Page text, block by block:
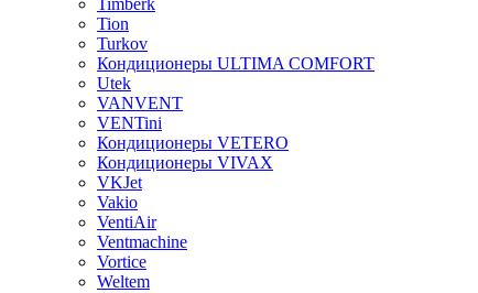
Timberk
Tion
Turkov
Кондиционеры ULTIMA COMFORT
Utek
VANVENT
VENTini
Кондиционеры VETERO
Кондиционеры VIVAX
VKJet
Vakio
VentiAir
Ventmachine
Vortice
Weltem